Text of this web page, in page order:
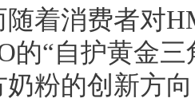
着消费者对
的“自护黄金
粉的创新方